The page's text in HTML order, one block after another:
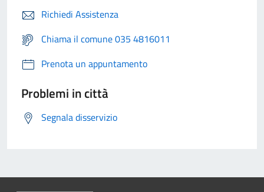
Richiedi Assistenza
Chiama il comune 035 4816011
Prenota un appuntamento
Problemi in città
Segnala disservizio